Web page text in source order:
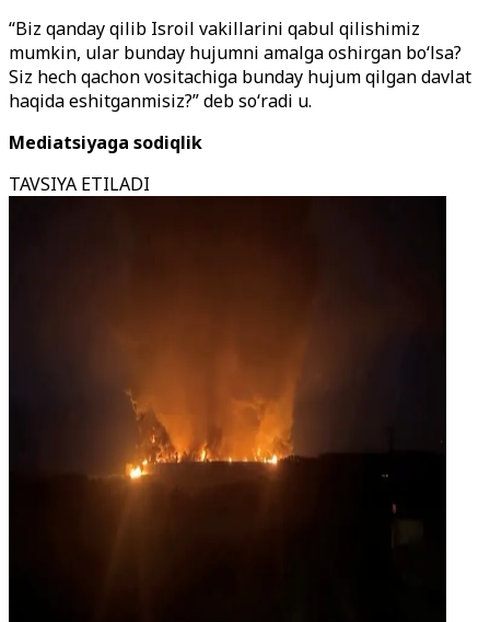
“Biz qanday qilib Isroil vakillarini qabul qilishimiz
mumkin, ular bunday hujumni amalga oshirgan bo‘lsa?
Siz hech qachon vositachiga bunday hujum qilgan davlat
haqida eshitganmisiz?” deb so‘radi u.
Mediatsiyaga sodiqlik
TAVSIYA ETILADI